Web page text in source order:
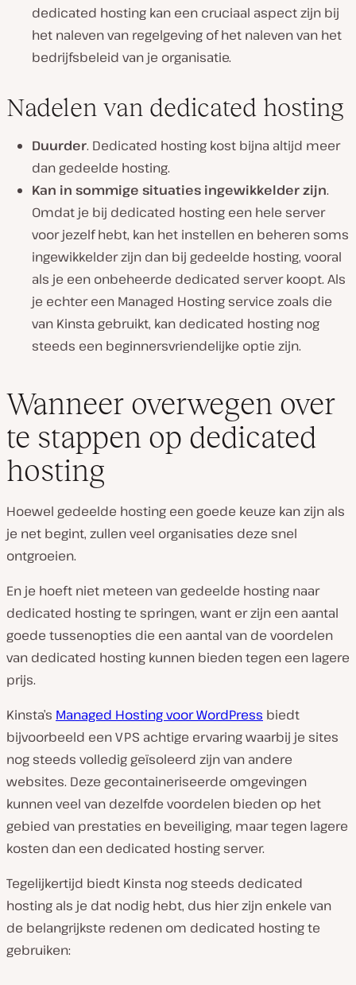
dedicated hosting kan een cruciaal aspect zijn bij
het naleven van regelgeving of het naleven van het
bedrijfsbeleid van je organisatie.
Nadelen van dedicated hosting
Duurder. Dedicated hosting kost bijna altijd meer
dan gedeelde hosting.
Kan in sommige situaties ingewikkelder zijn.
Omdat je bij dedicated hosting een hele server
voor jezelf hebt, kan het instellen en beheren soms
ingewikkelder zijn dan bij gedeelde hosting, vooral
als je een onbeheerde dedicated server koopt. Als
je echter een Managed Hosting service zoals die
van Kinsta gebruikt, kan dedicated hosting nog
steeds een beginnersvriendelijke optie zijn.
Wanneer overwegen over
te stappen op dedicated
hosting
Hoewel gedeelde hosting een goede keuze kan zijn als
je net begint, zullen veel organisaties deze snel
ontgroeien.
En je hoeft niet meteen van gedeelde hosting naar
dedicated hosting te springen, want er zijn een aantal
goede tussenopties die een aantal van de voordelen
van dedicated hosting kunnen bieden tegen een lagere
prijs.
Kinsta’s Managed Hosting voor WordPress biedt
bijvoorbeeld een VPS achtige ervaring waarbij je sites
nog steeds volledig geïsoleerd zijn van andere
websites. Deze gecontaineriseerde omgevingen
kunnen veel van dezelfde voordelen bieden op het
gebied van prestaties en beveiliging, maar tegen lagere
kosten dan een dedicated hosting server.
Tegelijkertijd biedt Kinsta nog steeds dedicated
hosting als je dat nodig hebt, dus hier zijn enkele van
de belangrijkste redenen om dedicated hosting te
gebruiken: